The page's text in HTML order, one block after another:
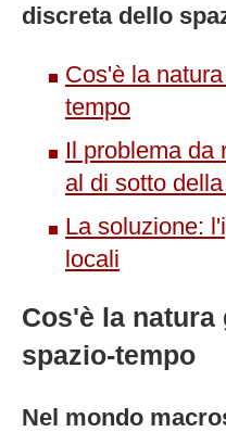
discreta dello
Cos'è la
tempo
Il problema da
al di sotto
La soluzione:
locali
Cos'è la
spazio-tempo
Nel mondo